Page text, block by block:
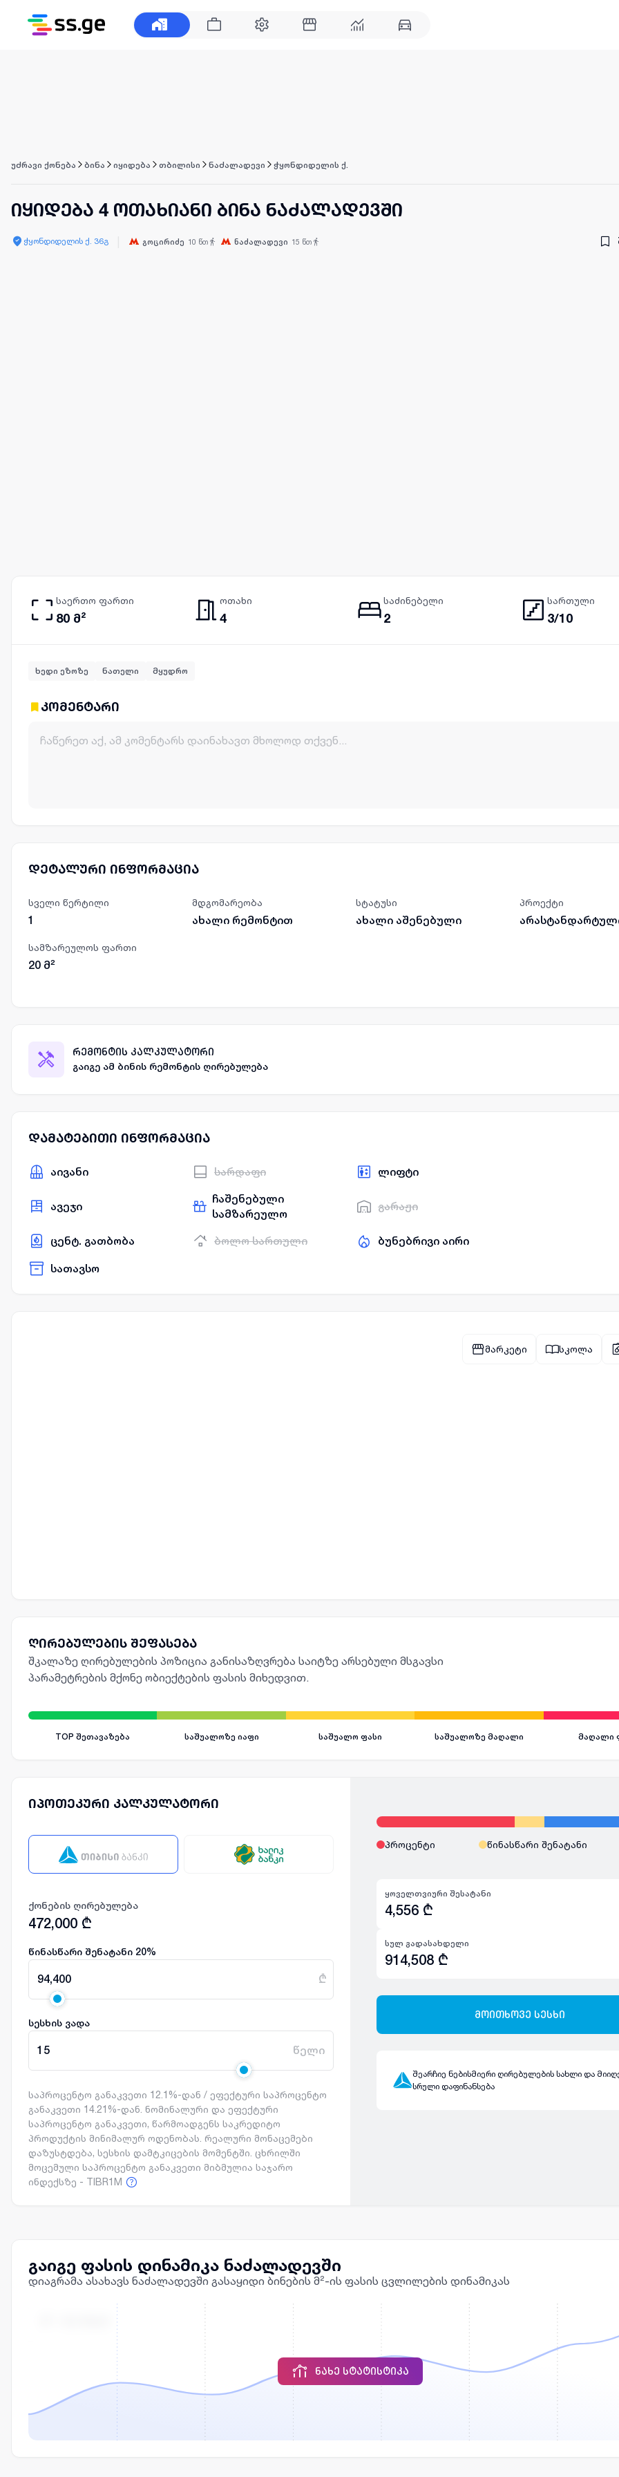
უძრავი ქონება ბინა იყიდება თბილისი ნაძალადევი ჭყონდიდელის ქ.
იყიდება 4 ოთახიანი ბინა ნაძალადევში
ჭყონდიდელის ქ. 36გ გოცირიძე 10 წთ ნაძალადევი 15 წთ
საერთო ფართი
80 მ²
ოთახი
4
საძინებელი
2
სართული
3/10
ხედი ეზოზე ნათელი მყუდრო
კომენტარი
დეტალური ინფორმაცია
სველი წერტილი
1
მდგომარეობა
ახალი რემონტით
სტატუსი
ახალი აშენებული
პროექტი
სამზარეულოს ფართი
20 მ²
რემონტის კალკულატორი
გაიგე ამ ბინის რემონტის ღირებულება
დამატებითი ინფორმაცია
აივანი სარდაფი ლიფტი
ავეჯი
ჩაშენებული
სამზარეულო
გარაჟი
ცენტ. გათბობა ბოლო სართული ბუნებრივი აირი
სათავსო
მარკეტი სკოლა
ღირებულების შეფასება
შკალაზე ღირებულების პოზიცია განისაზღვრება საიტზე არსებული მსგავსი
პარამეტრების მქონე ობიექტების ფასის მიხედვით.
TOP შეთავაზება საშუალოზე იაფი საშუალო ფასი საშუალოზე მაღალი მაღალი
იპოთეკური კალკულატორი
ქონების ღირებულება
472,000 ₾
წინასწარი შენატანი 20%
94,400 ₾
სესხის ვადა
15 წელი
საპროცენტო განაკვეთი 12.1%-დან / ეფექტური საპროცენტო
განაკვეთი 14.21%-დან. ნომინალური და ეფექტური
საპროცენტო განაკვეთი, წარმოადგენს საკრედიტო
პროდუქტის მინიმალურ ოდენობას. რეალური მონაცემები
დაზუსტდება, სესხის დამტკიცების მომენტში. ცხრილში
მოცემული საპროცენტო განაკვეთი მიბმულია საჯარო
ინდექსზე - TIBR1M
პროცენტი წინასწარი შენატანი
ყოველთვიური შესატანი
4,556 ₾
სულ გადასახდელი
914,508 ₾
მოითხოვე სესხი
შეარჩიე ნებისმიერი ღირებულების სახლი და
სრული დაფინანსება
გაიგე ფასის დინამიკა ნაძალადევში
დიაგრამა ასახავს ნაძალადევში გასაყიდი ბინების მ²-ის ფასის ცვლილების დინამიკას
ᲜᲐᲮᲔ ᲡᲢᲐᲢᲘᲡᲢᲘᲙᲐ